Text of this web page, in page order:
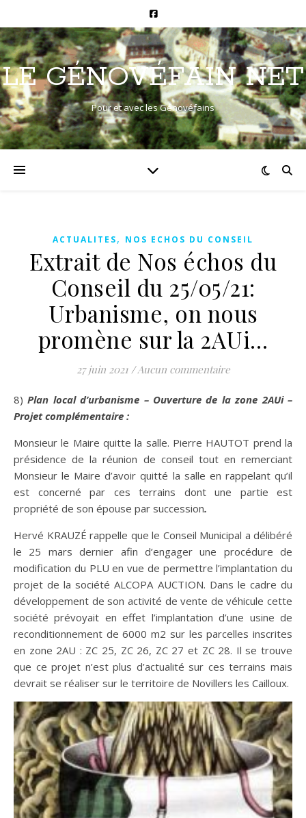
LE GÉNOVÉFAIN NET
Pour et avec les Génovéfains
ACTUALITES, NOS ECHOS DU CONSEIL
Extrait de Nos échos du
Conseil du 25/05/21:
Urbanisme, on nous
promène sur la 2AUi…
27 juin 2021 /Aucun commentaire
8) Plan local d’urbanisme – Ouverture de la zone 2AUi –
Projet complémentaire :
Monsieur le Maire quitte la salle. Pierre HAUTOT prend la
présidence de la réunion de conseil tout en remerciant
Monsieur le Maire d’avoir quitté la salle en rappelant qu’il
est concerné par ces terrains dont une partie est
propriété de son épouse par succession.
Hervé KRAUZÉ rappelle que le Conseil Municipal a délibéré
le 25 mars dernier afin d’engager une procédure de
modification du PLU en vue de permettre l’implantation du
projet de la société ALCOPA AUCTION. Dans le cadre du
développement de son activité de vente de véhicule cette
société prévoyait en effet l’implantation d’une usine de
reconditionnement de 6000 m2 sur les parcelles inscrites
en zone 2AU : ZC 25, ZC 26, ZC 27 et ZC 28. Il se trouve
que ce projet n’est plus d’actualité sur ces terrains mais
devrait se réaliser sur le territoire de Novillers les Cailloux.